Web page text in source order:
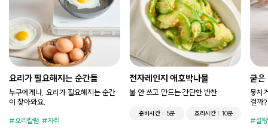
요리가 필요해지는 순간들
누구에게나, 요리가 필요해지는 순간
이 찾아와요.
요리칼럼 자취
전자레인지 애호박나물
불 안 쓰고 만드는 간단한 반찬
준비시간 5분 조리시간 10분
굳은
뭉치
걸까?
설탕